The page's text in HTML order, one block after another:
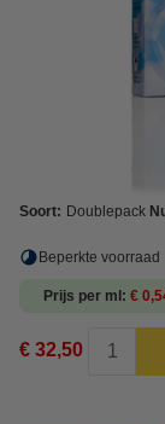
Soort: Doublepack
Beperkte voorraad
Prijs per ml €
€ 32,50